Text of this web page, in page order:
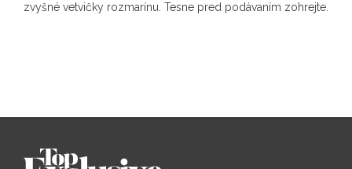
zvyšné vetvičky rozmarínu. Tesne pred podávaním zohrejte.